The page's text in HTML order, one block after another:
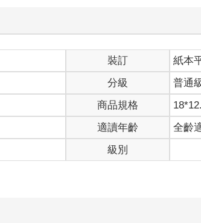
裝訂
紙本
分級
普通
商品規格
適讀年齡
全齡
級別